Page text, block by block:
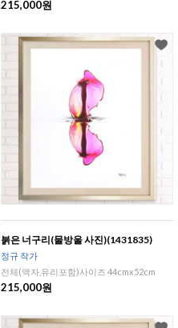
215,000원
붉은 너구리(물방울 사진)(1431835)
정규 작가
전체(액자,유리포함)사이즈 44cmx52cm
215,000원